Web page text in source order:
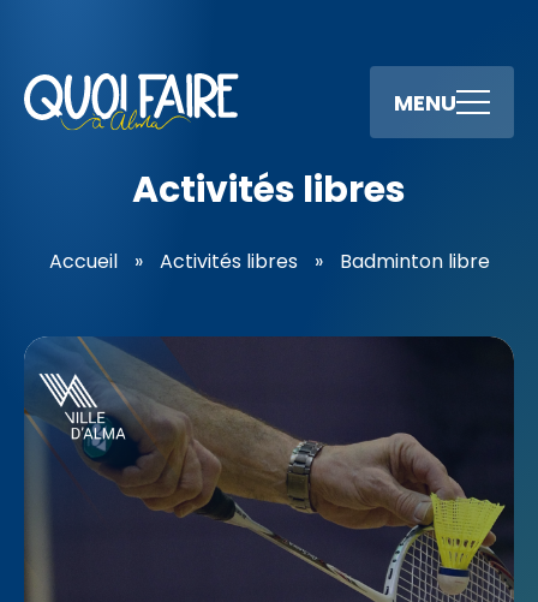
MENU
Activités libres
Accueil » Activités libres » Badminton libre